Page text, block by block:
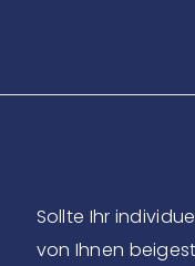
Sollte Ihr
von Ihnen